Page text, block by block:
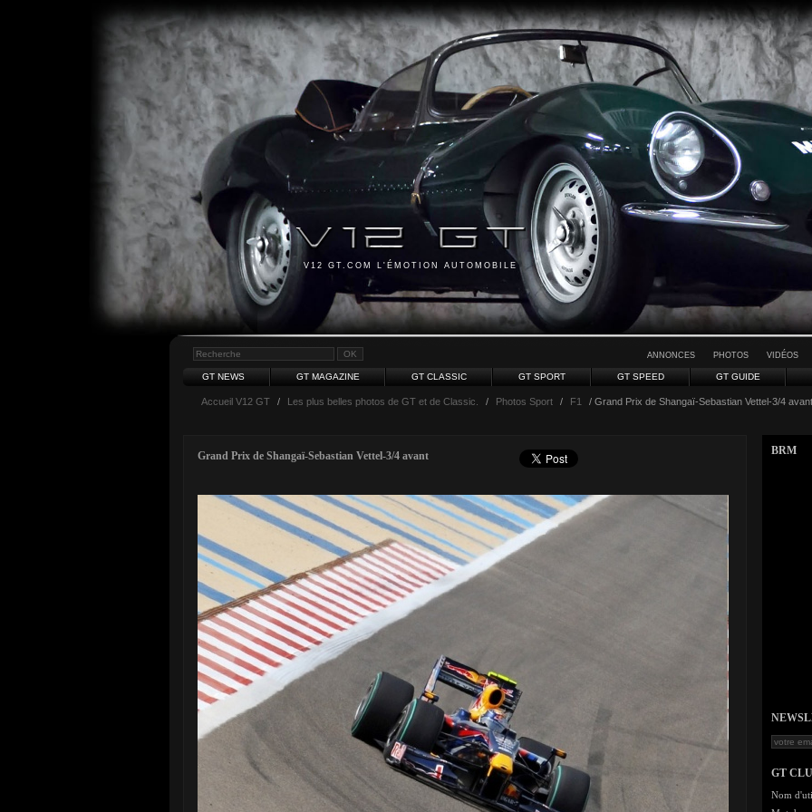
V12 GT.COM L'ÉMOTION AUTOMOBILE
ANNONCES PHOTOS VIDÉOS
GT NEWS GT MAGAZINE GT CLASSIC GT SPORT GT SPEED GT GUIDE
Accueil V12 GT / Les plus belles photos de GT et de Classic. / Photos Sport / F1 / Grand Prix de Shangaï-Sebastian Vettel-3/4 avant
Grand Prix de Shangaï-Sebastian Vettel-3/4 avant BRM
GT
Nom